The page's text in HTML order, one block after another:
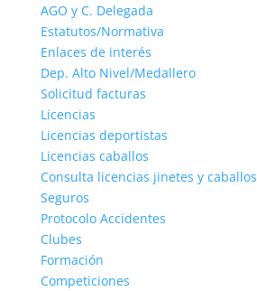
AGO y C. Delegada
Estatutos/Normativa
Enlaces de interés
Dep. Alto Nivel/Medallero
Solicitud facturas
Licencias
Licencias deportistas
Licencias caballos
Consulta licencias jinetes y caballos
Seguros
Protocolo Accidentes
Clubes
Formación
Competiciones